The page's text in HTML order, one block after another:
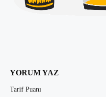
YORUM YAZ
Tarif Puanı